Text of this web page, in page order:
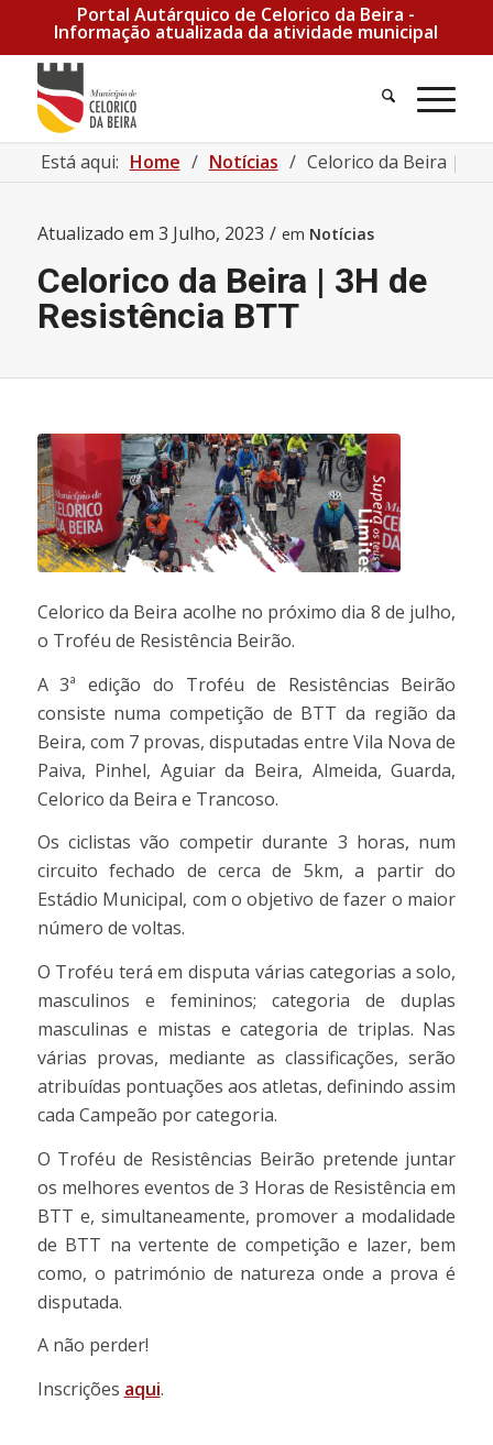
Portal Autárquico de Celorico da Beira -
Informação atualizada da atividade municipal
Pesquisa
Está aqui: Home / Notícias / Celorico da Beira |
Atualizado em 3 Julho, 2023 / em Notícias
Celorico da Beira | 3H de
Resistência BTT
Celorico da Beira acolhe no próximo dia 8 de julho,
o Troféu de Resistência Beirão.
A 3ª edição do Troféu de Resistências Beirão
consiste numa competição de BTT da região da
Beira, com 7 provas, disputadas entre Vila Nova de
Paiva, Pinhel, Aguiar da Beira, Almeida, Guarda,
Celorico da Beira e Trancoso.
Os ciclistas vão competir durante 3 horas, num
circuito fechado de cerca de 5km, a partir do
Estádio Municipal, com o objetivo de fazer o maior
número de voltas.
O Troféu terá em disputa várias categorias a solo,
masculinos e femininos; categoria de duplas
masculinas e mistas e categoria de triplas. Nas
várias provas, mediante as classificações, serão
atribuídas pontuações aos atletas, definindo assim
cada Campeão por categoria.
O Troféu de Resistências Beirão pretende juntar
os melhores eventos de 3 Horas de Resistência em
BTT e, simultaneamente, promover a modalidade
de BTT na vertente de competição e lazer, bem
como, o património de natureza onde a prova é
disputada.
A não perder!
Inscrições aqui.